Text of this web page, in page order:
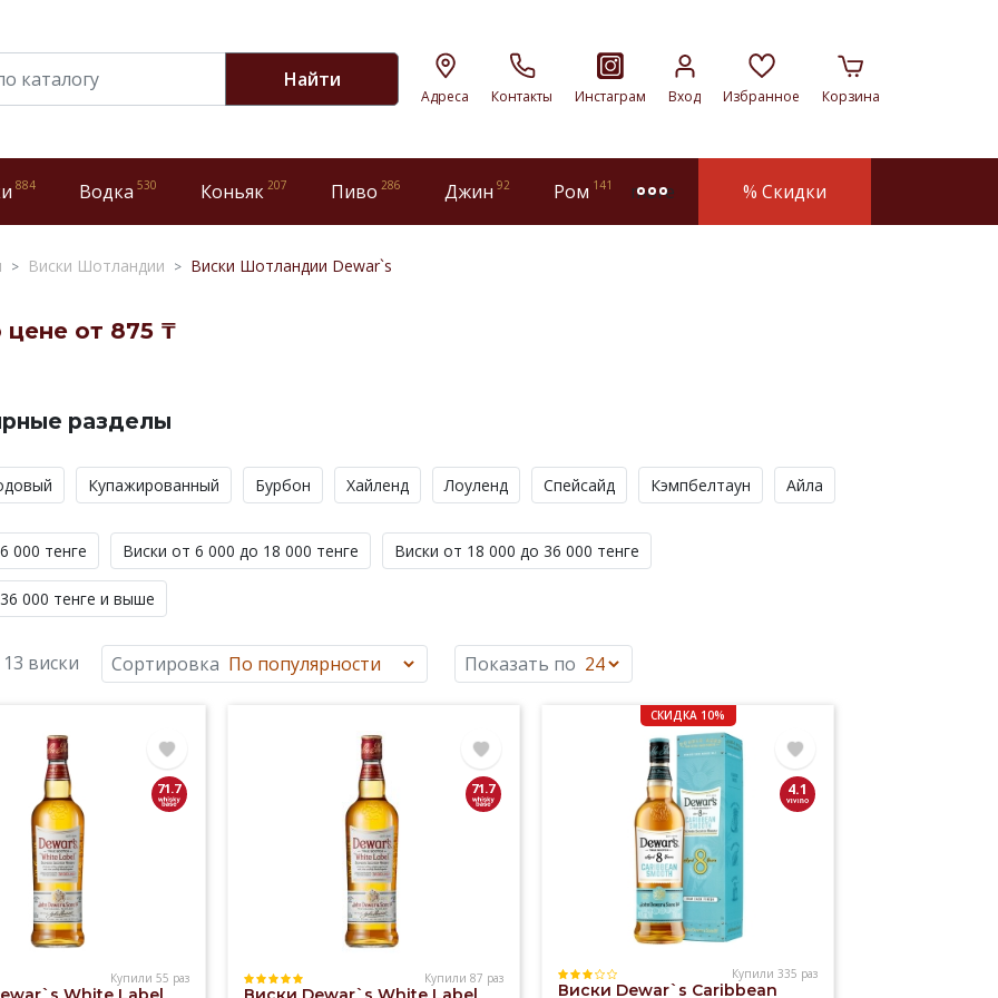
Найти
Адреса Контакты Инстаграм Вход Избранное Корзина
884 Водка 530 Коньяк 207 Пиво 286 Джин 92 Ром 141 more % Скидки
Виски Шотландии Виски Шотландии Dewar`s
от 875 ₸
разделы
Купажированный Бурбон Хайленд Лоуленд Спейсайд Кэмпбелтаун Айла
000 тенге Виски от 6 000 до 18 000 тенге Виски от 18 000 до 36 000 тенге
000 тенге и выше
виски Сортировка Показать по
71.7
Купили 55 раз
71.7
Купили 87 раз
СКИДКА 10%
4.1
Купили 335 раз
Виски Dewar`s Caribbean